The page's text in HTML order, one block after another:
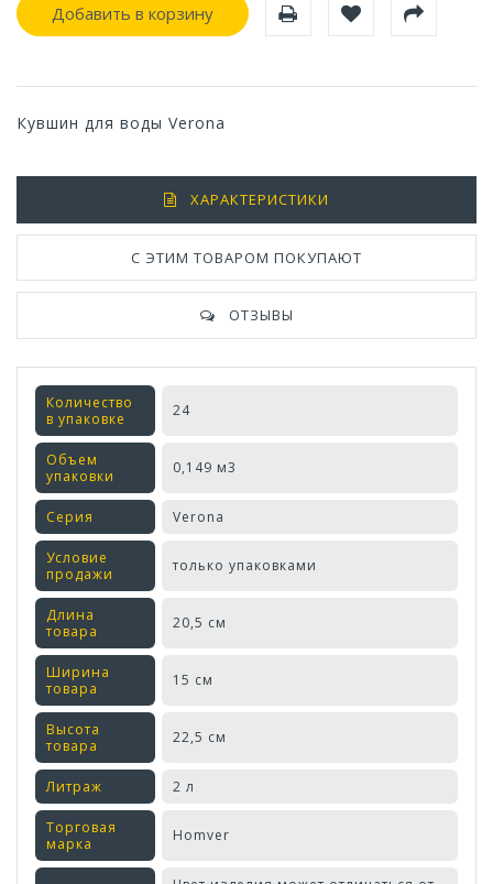
Добавить в корзину
Кувшин для воды Verona
ХАРАКТЕРИСТИКИ
С ЭТИМ ТОВАРОМ ПОКУПАЮТ
ОТЗЫВЫ
Количество
в упаковке
24
Объем
упаковки
0,149 м3
Серия Verona
Условие
продажи
только упаковками
Длина
товара
20,5 см
Ширина
товара
15 см
Высота
товара
22,5 см
Литраж 2 л
Торговая
марка
Homver